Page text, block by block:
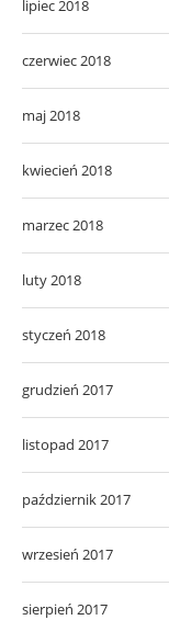
lipiec 2018
czerwiec 2018
maj 2018
kwiecień 2018
marzec 2018
luty 2018
styczeń 2018
grudzień 2017
listopad 2017
październik 2017
wrzesień 2017
sierpień 2017